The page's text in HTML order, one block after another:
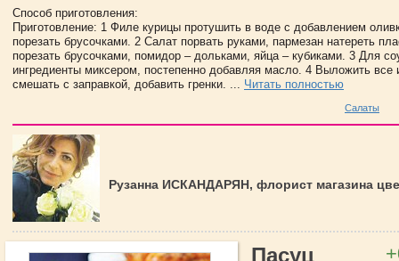
Способ приготовления:
Приготовление: 1 Филе курицы протушить в воде с добавлением
порезать брусочками. 2 Салат порвать руками, пармезан натереть
порезать брусочками, помидор – дольками, яйца – кубиками. 3 Для
ингредиенты миксером, постепенно добавляя масло. 4 Выложить все
смешать с заправкой, добавить гренки. ... Читать полностью
Салаты
Рузанна ИСКАНДАРЯН, флорист магазина
Пасуц